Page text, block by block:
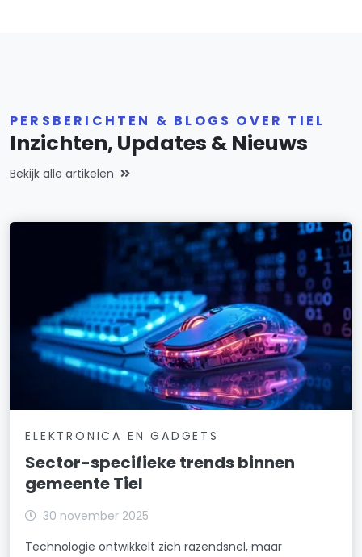
PERSBERICHTEN & BLOGS OVER TIEL
Inzichten, Updates & Nieuws
Bekijk alle artikelen
ELEKTRONICA EN GADGETS
Sector-specifieke trends binnen
gemeente Tiel
30 november 2025
Technologie ontwikkelt zich razendsnel, maar